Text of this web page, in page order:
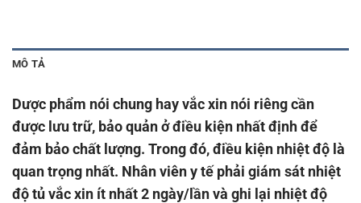
MÔ TẢ
Dược phẩm nói chung hay vắc xin nói riêng cần
được lưu trữ, bảo quản ở điều kiện nhất định để
đảm bảo chất lượng. Trong đó, điều kiện nhiệt độ là
quan trọng nhất. Nhân viên y tế phải giám sát nhiệt
độ tủ vắc xin ít nhất 2 ngày/lần và ghi lại nhiệt độ